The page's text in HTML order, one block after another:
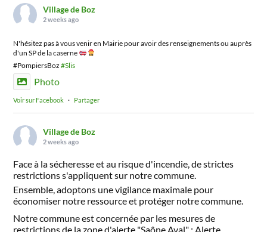
Village de Boz
2 weeks ago
N'hésitez pas à vous venir en Mairie pour avoir des renseignements ou auprès
d'un SP de la caserne
#PompiersBoz#Slis
Photo
Voir sur Facebook · Partager
Village de Boz
2 weeks ago
Face à la sécheresse et au risque d'incendie, de strictes
restrictions s'appliquent sur notre commune.
Ensemble, adoptons une vigilance maximale pour
économiser notre ressource et protéger notre commune.
Notre commune est concernée par les mesures de
restrictions de la zone d'alerte "Saône Aval" : Alerte